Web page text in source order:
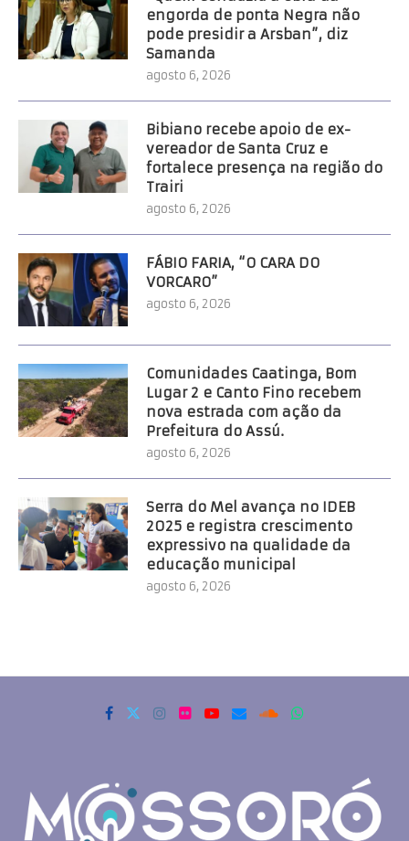
engorda de ponta Negra não
pode presidir a Arsban”, diz
Samanda
agosto 6, 2026
Bibiano recebe apoio de ex-
vereador de Santa Cruz e
fortalece presença na região do
Trairi
agosto 6, 2026
FÁBIO FARIA, “O CARA DO
VORCARO”
agosto 6, 2026
Comunidades Caatinga, Bom
Lugar 2 e Canto Fino recebem
nova estrada com ação da
Prefeitura do Assú.
agosto 6, 2026
Serra do Mel avança no IDEB
2025 e registra crescimento
expressivo na qualidade da
educação municipal
agosto 6, 2026